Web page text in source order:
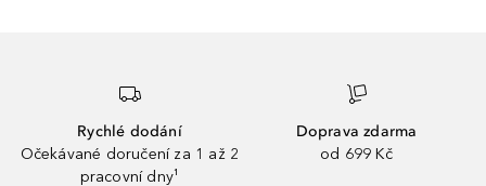
Rychlé dodání
Očekávané doručení za 1 až 2
pracovní dny¹
Doprava zdarma
od 699 Kč